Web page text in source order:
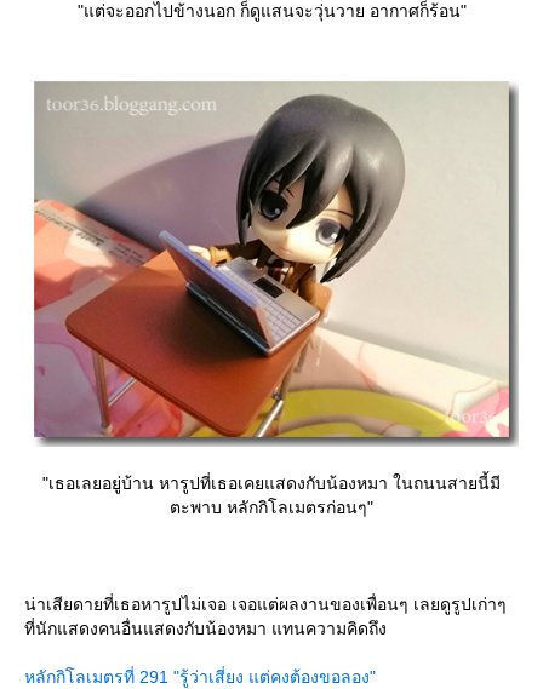
"แต่จะออกไปข้างนอก ก็ดูแสนจะวุ่นวาย อากาศก็ร้อน"
"เธอเลยอยู่บ้าน หารูปที่เธอเคยแสดงกับน้องหมา ในถนนสายนี้มี
ตะพาบ หลักกิโลเมตรก่อนๆ"
น่าเสียดายที่เธอหารูปไม่เจอ เจอแต่ผลงานของเพื่อนๆ เลยดูรูปเก่าๆ
ที่นักแสดงคนอื่นแสดงกับน้องหมา แทนความคิดถึง
หลักกิโลเมตรที่ 291 "รู้ว่าเสี่ยง แต่คงต้องขอลอง"